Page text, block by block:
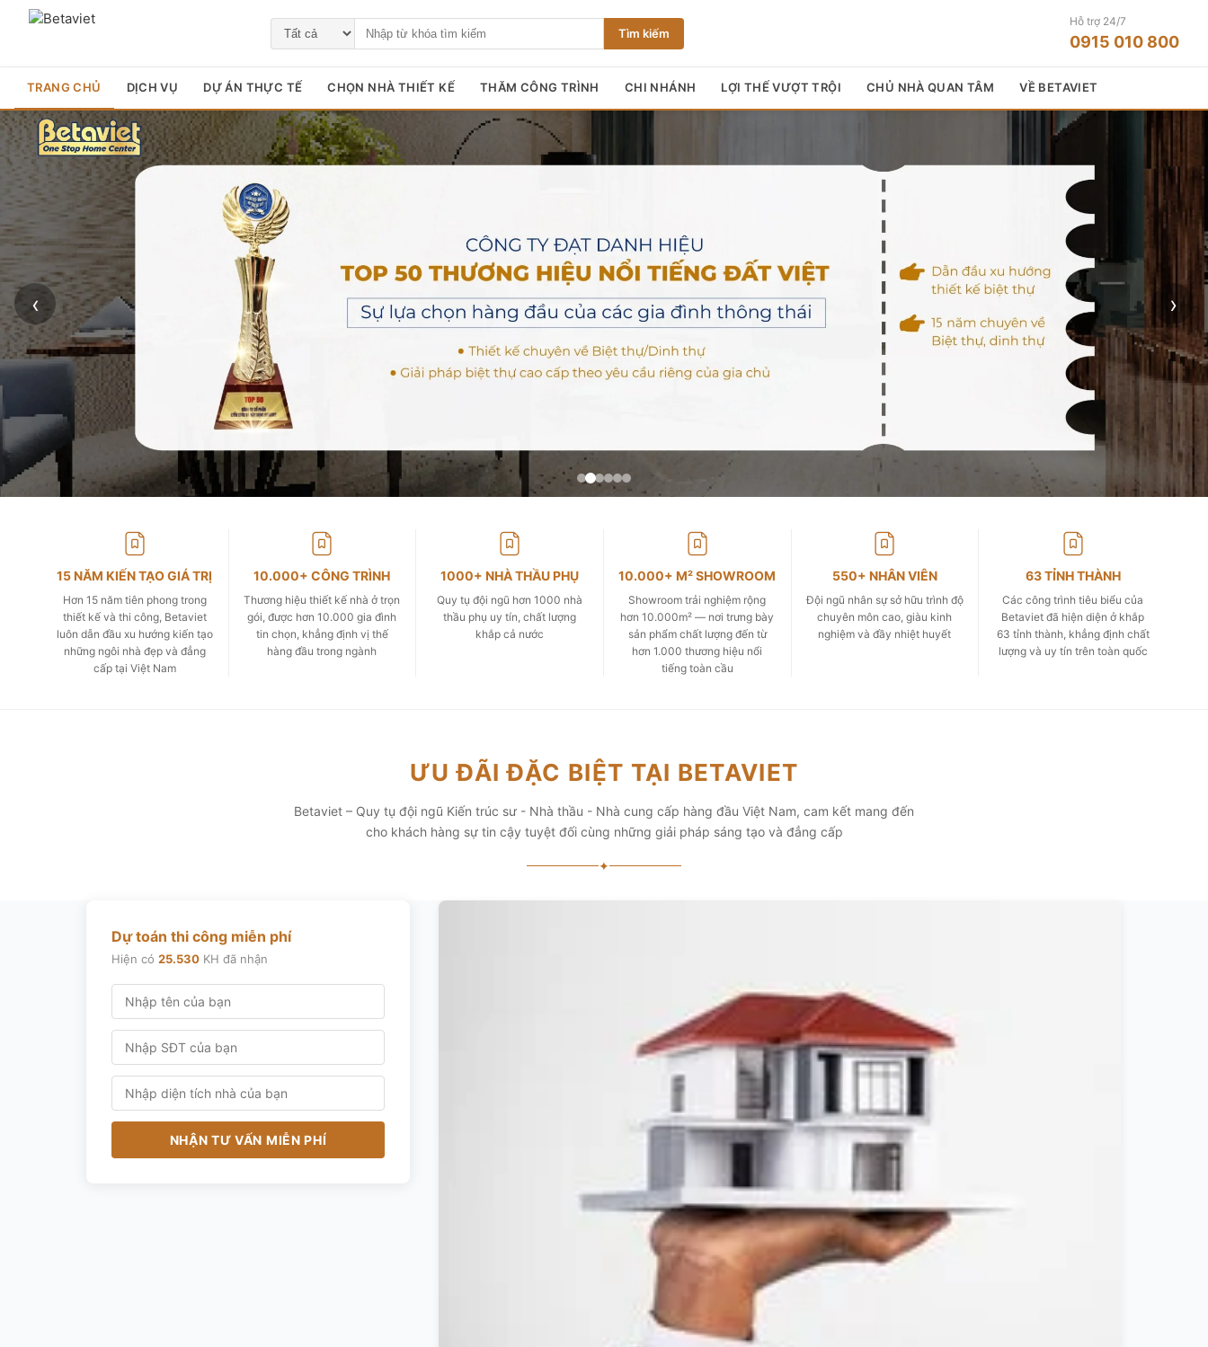
Tìm kiếm
Hỗ trợ 24/7
0915 010 800
TRANG CHỦ DỊCH VỤ DỰ ÁN THỰC TẾ CHỌN NHÀ THIẾT KẾ THĂM CÔNG TRÌNH CHI NHÁNH LỢI THẾ VƯỢT TRỘI CHỦ NHÀ QUAN TÂM VỀ BETAVIET
‹ ›
15 NĂM KIẾN TẠO GIÁ TRỊ
Hơn 15 năm tiên phong trong
thiết kế và thi công, Betaviet
luôn dẫn đầu xu hướng kiến tạo
những ngôi nhà đẹp và đẳng
cấp tại Việt Nam
10.000+ CÔNG TRÌNH
Thương hiệu thiết kế nhà ở trọn
gói, được hơn 10.000 gia đình
tin chọn, khẳng định vị thế
hàng đầu trong ngành
1000+ NHÀ THẦU PHỤ
Quy tụ đội ngũ hơn 1000 nhà
thầu phụ uy tín, chất lượng
khắp cả nước
10.000+ M² SHOWROOM
Showroom trải nghiệm rộng
hơn 10.000m² — nơi trưng bày
sản phẩm chất lượng đến từ
hơn 1.000 thương hiệu nổi
tiếng toàn cầu
550+ NHÂN VIÊN
Đội ngũ nhân sự sở hữu trình độ
chuyên môn cao, giàu kinh
nghiệm và đầy nhiệt huyết
63 TỈNH THÀNH
Các công trình tiêu biểu của
Betaviet đã hiện diện ở khắp
63 tỉnh thành, khẳng định chất
lượng và uy tín trên toàn quốc
ƯU ĐÃI ĐẶC BIỆT TẠI BETAVIET
Betaviet – Quy tụ đội ngũ Kiến trúc sư - Nhà thầu - Nhà cung cấp hàng đầu Việt Nam, cam kết mang đến
cho khách hàng sự tin cậy tuyệt đối cùng những giải pháp sáng tạo và đẳng cấp
✦
Dự toán thi công miễn phí
Hiện có 25.530 KH đã nhận
NHẬN TƯ VẤN MIỄN PHÍ